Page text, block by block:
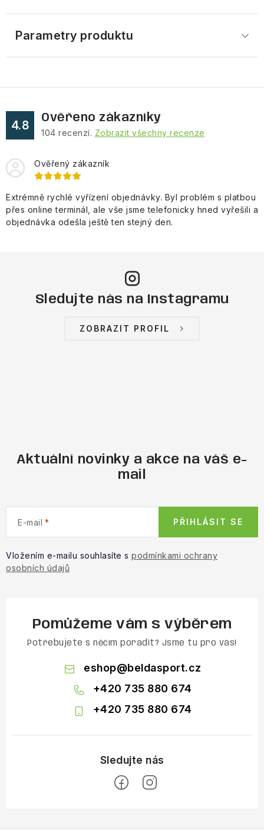
Parametry produktu
4.8
Ověřeno zákazníky
104 recenzí. Zobrazit všechny recenze
Ověřený zákazník
Extrémně rychlé vyřízení objednávky. Byl problém s platbou
přes online terminál, ale vše jsme telefonicky hned vyřešili a
objednávka odešla ještě ten stejný den.
Sledujte nás na Instagramu
ZOBRAZIT PROFIL
Aktuální novinky a akce na váš e-
mail
E-mail
Vložením e-mailu souhlasíte s podmínkami ochrany
osobních údajů
PŘIHLÁSIT SE
Pomůžeme vám s výběrem
Potřebujete s něčím poradit? Jsme tu pro vás!
eshop@beldasport.cz
+420 735 880 674
+420 735 880 674